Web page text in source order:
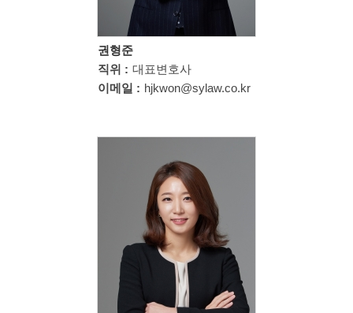
권형준
직위 : 대표변호사
이메일 : hjkwon@sylaw.co.kr